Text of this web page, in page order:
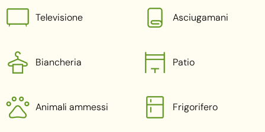
Televisione Asciugamani
Biancheria Patio
Animali ammessi Frigorifero